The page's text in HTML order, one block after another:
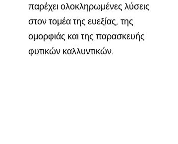
παρέχει ολοκληρωμένες λύσεις
στον τομέα της ευεξίας, της
ομορφιάς και της παρασκευής
φυτικών καλλυντικών.